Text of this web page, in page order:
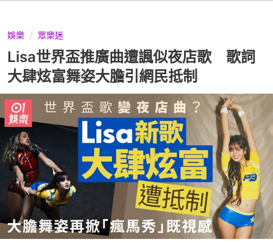
娛樂 眾樂迷
Lisa世界盃推廣曲遭諷似夜店歌 歌詞
大肆炫富舞姿大膽引網民抵制